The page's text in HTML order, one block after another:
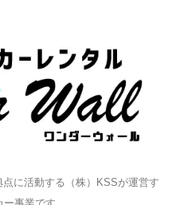
に活動する（株）KSSが運営す